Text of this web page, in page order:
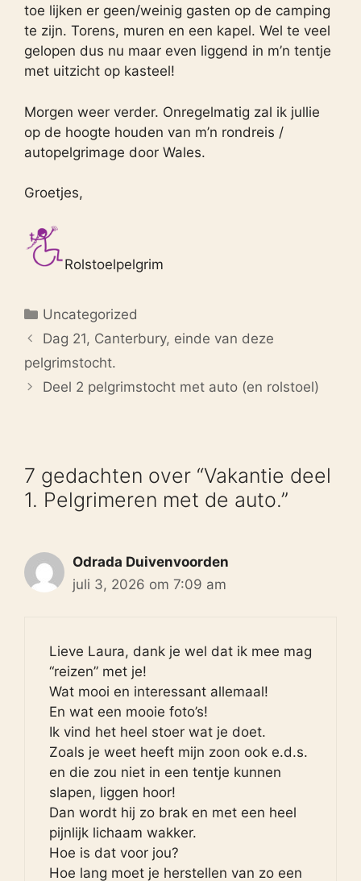
toe lijken er geen/weinig gasten op de camping
te zijn. Torens, muren en een kapel. Wel te veel
gelopen dus nu maar even liggend in m’n tentje
met uitzicht op kasteel!
Morgen weer verder. Onregelmatig zal ik jullie
op de hoogte houden van m’n rondreis /
autopelgrimage door Wales.
Groetjes,
Rolstoelpelgrim
Categorieën
Uncategorized
Dag 21, Canterbury, einde van deze
pelgrimstocht.
Deel 2 pelgrimstocht met auto (en rolstoel)
7 gedachten over “Vakantie deel
1. Pelgrimeren met de auto.”
Odrada Duivenvoorden
juli 3, 2026 om 7:09 am
Lieve Laura, dank je wel dat ik mee mag
“reizen” met je!
Wat mooi en interessant allemaal!
En wat een mooie foto’s!
Ik vind het heel stoer wat je doet.
Zoals je weet heeft mijn zoon ook e.d.s.
en die zou niet in een tentje kunnen
slapen, liggen hoor!
Dan wordt hij zo brak en met een heel
pijnlijk lichaam wakker.
Hoe is dat voor jou?
Hoe lang moet je herstellen van zo een